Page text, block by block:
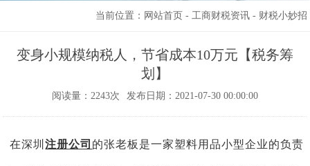
当前位置： 网站首页 - 工商财税资讯- 财税小妙招
变身小规模纳税人，节省成本10万元【税务筹
划】
阅读量：2243次 发布日期：2021-07-30 00:00:00
在深圳注册公司 的张老板是一家塑料用品小型企业的负责